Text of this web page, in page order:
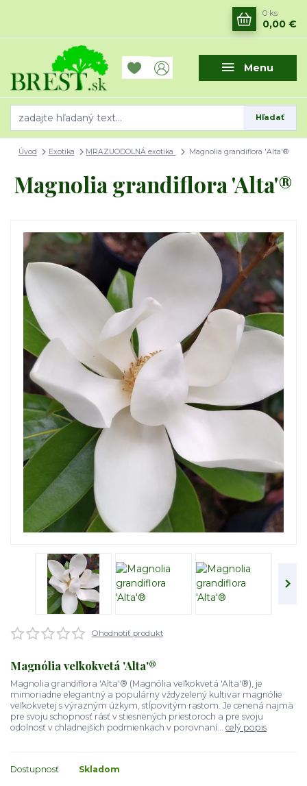
Menu
Hľadať
0 ks
0,00 €
Úvod Exotika MRAZUODOLNÁ exotika Magnolia grandiflora 'Alta'®
Magnolia grandiflora 'Alta'®
Ohodnotiť produkt
Magnólia veľkokvetá 'Alta'®
Magnolia grandiflora 'Alta'® (Magnólia veľkokvetá 'Alta'®), je
mimoriadne elegantný a populárny vždyzelený kultivar magnólie
veľkokvetej s výrazným úzkym, stĺpovitým rastom. Je cenená najmä
pre svoju schopnosť rásť v stiesnených priestoroch a pre svoju
odolnosť v chladnejších podmienkach v porovnaní... celý popis
Dostupnosť Skladom